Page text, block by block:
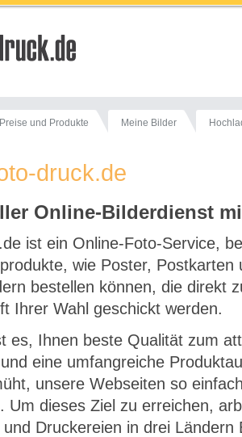
Preise und Produkte Meine Bilder
druck.de
Online-Bilderdienst
ist ein Online-Foto-Service,
wie Poster, Postkarten
bestellen können, die direkt
Ihrer Wahl geschickt werden.
es, Ihnen beste Qualität zum
eine umfangreiche
unsere Webseiten so
Um dieses Ziel zu erreichen,
und Druckereien in drei